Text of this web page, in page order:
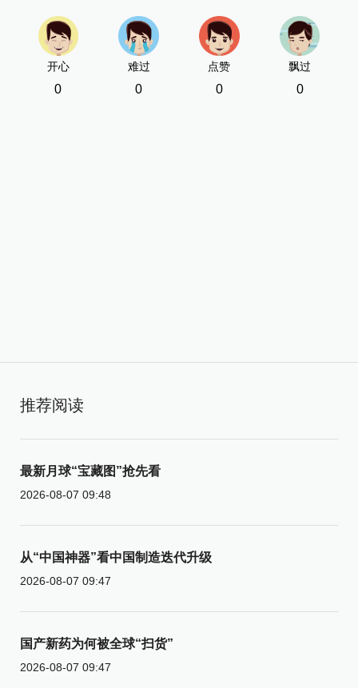
开心
0
难过
0
点赞
0
飘过
0
推荐阅读
最新月球“宝藏图”抢先看
2026-08-07 09:48
从“中国神器”看中国制造迭代升级
2026-08-07 09:47
国产新药为何被全球“扫货”
2026-08-07 09:47